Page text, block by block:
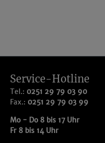
Service-Hotline
Tel.: 0251 29 79 03 90
Fax.: 0251 29 79 03 99
Mo - Do 8 bis 17 Uhr
Fr 8 bis 14 Uhr